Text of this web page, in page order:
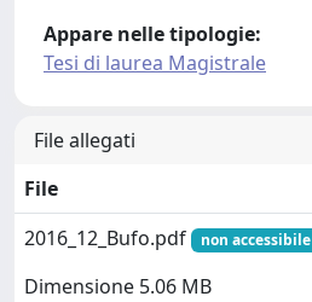
Appare nelle tipologie:
Tesi di laurea Magistrale
File allegati
File
2016_12_Bufo.pdf
non accessibile
Dimensione 5.06 MB